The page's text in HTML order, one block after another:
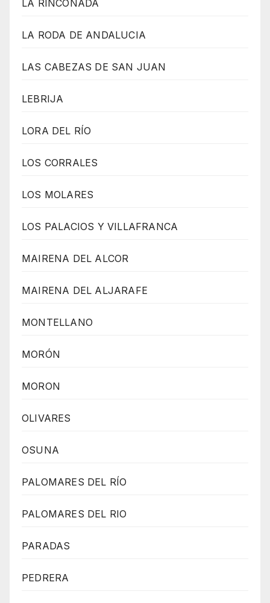
LA RINCONADA
LA RODA DE ANDALUCIA
LAS CABEZAS DE SAN JUAN
LEBRIJA
LORA DEL RÍO
LOS CORRALES
LOS MOLARES
LOS PALACIOS Y VILLAFRANCA
MAIRENA DEL ALCOR
MAIRENA DEL ALJARAFE
MONTELLANO
MORÓN
MORON
OLIVARES
OSUNA
PALOMARES DEL RÍO
PALOMARES DEL RIO
PARADAS
PEDRERA